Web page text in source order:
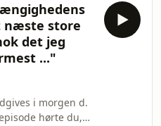
os nu frem
historie, hvor
fat om
han har været
mange gange før,
os det øjeblik,
afgørende
episode
næste store
det jeg
..."
i morgen d.
hørte du,